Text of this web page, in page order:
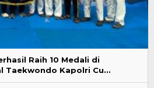
Raih 10 Medali di
Taekwondo Kapolri Cu…